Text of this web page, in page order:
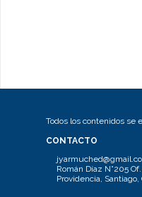
Todos los contenidos se
CONTACTO
Román Díaz N°205 Of.
Providencia, Santiago,